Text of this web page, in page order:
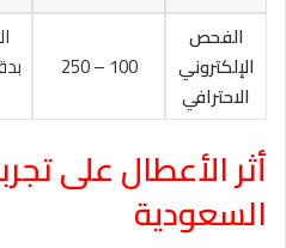
الفحص
الإلكتروني
الاحترافي
100 – 250
أثر الأعطال على
السعودية